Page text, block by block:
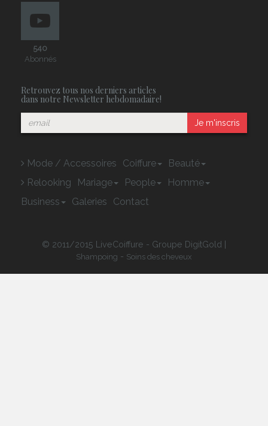
540
Abonnés
Retrouvez tous nos derniers articles
dans notre Newsletter hebdomadaire!
Je m'inscris
Mode / Accessoires Coiffure
Beauté
Relooking
Mariage People
Homme
Business
Galeries Contact
© 2011/2015 LiveCoiffure - Groupe DigitGold |
Shampoing - Soins des cheveux